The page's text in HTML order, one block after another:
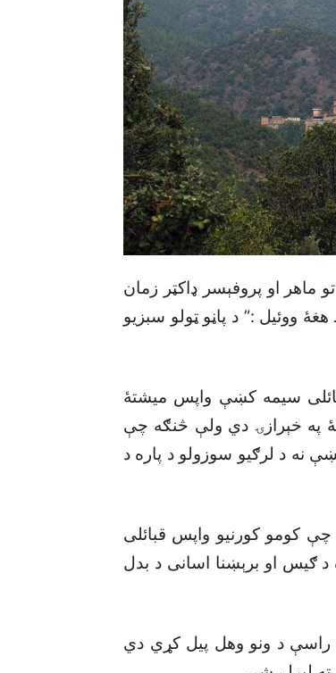
ماهر او پروفېسر ډاکټر زمان
ووئيل :” د پاڼو ټولو سبزيو
سيمه کښې واپس ميشتۀ
په خېرازۍ دي ولې څنګه چې
نه د لرګيو سوزولو د پاره د
کومو کورنيو واپس قبائلى
ګيس او برېښنا اسانى د بدل
راسې د ونو وهل پيل کړي دي